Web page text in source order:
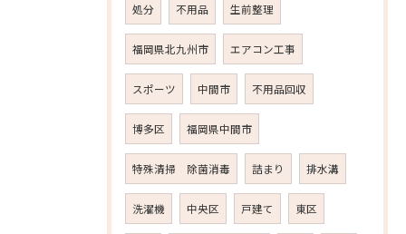
処分 不用品 生前整理
福岡県北九州市 エアコン工事
スポーツ 中間市 不用品回収
博多区 福岡県中間市
特殊清掃 除菌消毒 詰まり 排水溝
洗濯機 中央区 戸建て 東区